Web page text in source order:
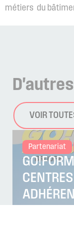
métiers du
D'autres
VOIR
Partenariat